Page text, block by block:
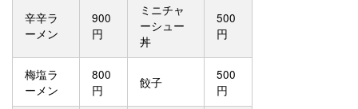
辛辛ラ
ーメン
900
円
ミニチャ
ーシュー
丼
500
円
梅塩ラ
ーメン
800
円
餃子
500
円